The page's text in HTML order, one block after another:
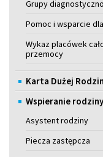
Grupy
Pomoc i wsparcie
Wykaz placówek
przemocy
Karta Dużej
Wspieranie rodziny
Asystent rodziny
Piecza zastępcza